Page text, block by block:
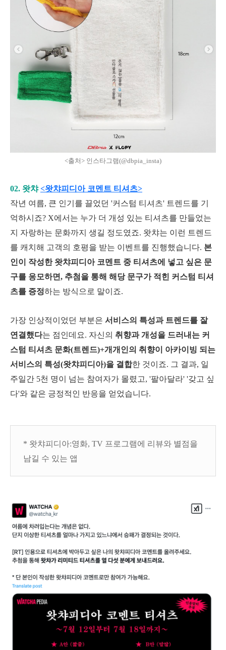
<출처> 인스타그램(@dbpia_insta)
02. 왓챠 <왓챠피디아 코멘트 티셔츠>
작년 여름, 큰 인기를 끌었던 '커스텀 티셔츠' 트렌드를 기
억하시죠? X에서는 누가 더 개성 있는 티셔츠를 만들었는
지 자랑하는 문화까지 생길 정도였죠. 왓챠는 이런 트렌드
를 캐치해 고객의 호평을 받는 이벤트를 진행했습니다. 본
인이 작성한 왓챠피디아 코멘트 중 티셔츠에 넣고 싶은 문
구를 응모하면, 추첨을 통해 해당 문구가 적힌 커스텀 티셔
츠를 증정하는 방식으로 말이죠.
가장 인상적이었던 부분은 서비스의 특성과 트렌드를 잘
연결했다는 점인데요. 자신의 취향과 개성을 드러내는 커
스텀 티셔츠 문화(트렌드)+개개인의 취향이 아카이빙 되는
서비스의 특성(왓챠피디아)을 결합한 것이죠. 그 결과, 일
주일간 5천 명이 넘는 참여자가 몰렸고, '팔아달라' '갖고 싶
다'와 같은 긍정적인 반응을 얻었습니다.
* 왓챠피디아:영화, TV 프로그램에 리뷰와 별점을
남길 수 있는 앱